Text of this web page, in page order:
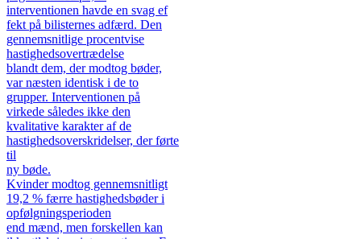
interventionen havde en svag ef
fekt på bilisternes adfærd. Den
gennemsnitlige procentvise
hastighedsovertrædelse
blandt dem, der modtog bøder,
var næsten identisk i de to
grupper. Interventionen på
virkede således ikke den
kvalitative karakter af de
hastighedsoverskridelser, der førte
til
ny bøde.
Kvinder modtog gennemsnitligt
19,2 % færre hastighedsbøder i
opfølgningsperioden
end mænd, men forskellen kan